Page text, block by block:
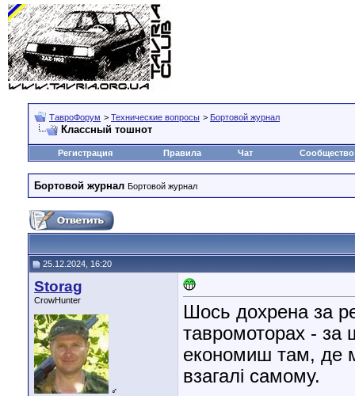
ТавроФорум > Технические вопросы > Бортовой журнал
Классный тошнот
Регистрация Правила Чат Сообщество
Бортовой журнал Бортовой журнал
25.12.2024, 16:20
Storag
CrowHunter
♂
Шось дохрена за
тавромоторах - за
економиш там, де
взагалі самому.